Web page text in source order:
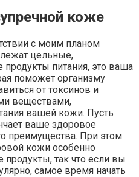
коже
с моим планом
лежат цельные,
продукты питания, это ваша
поможет организму
от токсинов и
веществами,
вашей кожи. Пусть
ваше здоровое
преимущества. При этом
кожи особенно
так что если вы
самое время начать